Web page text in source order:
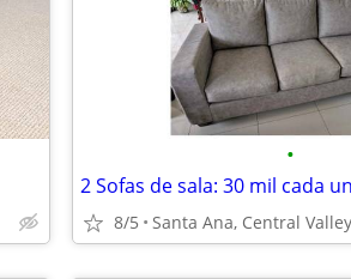
•
2 Sofas de sala: 30 mil cada
8/5 Santa Ana, Central